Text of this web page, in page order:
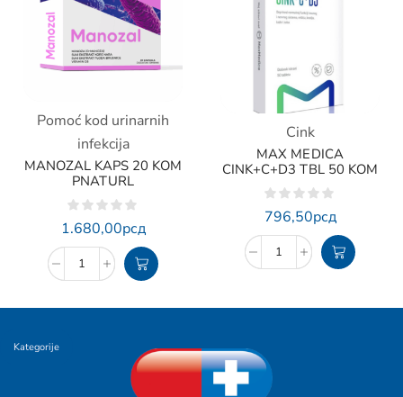
Kategorije
Pomoć kod urinarnih
infekcija
MANOZAL KAPS 20 KOM
PNATURL
1.680,00рсд
Cink
MAX MEDICA
CINK+C+D3 TBL 50 KOM
796,50рсд